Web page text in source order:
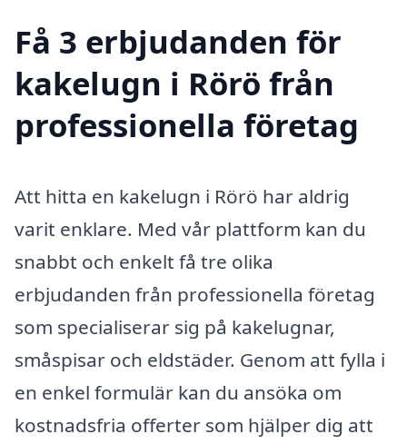
Få 3 erbjudanden för
kakelugn i Rörö från
professionella företag
Att hitta en kakelugn i Rörö har aldrig
varit enklare. Med vår plattform kan du
snabbt och enkelt få tre olika
erbjudanden från professionella företag
som specialiserar sig på kakelugnar,
småspisar och eldstäder. Genom att fylla i
en enkel formulär kan du ansöka om
kostnadsfria offerter som hjälper dig att